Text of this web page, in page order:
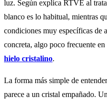
luz. Según explica RTVE al
blanco es lo habitual, mientras
condiciones muy específicas de
concreta, algo poco frecuente en
hielo cristalino.
La forma más simple de
parece a un cristal empañado.